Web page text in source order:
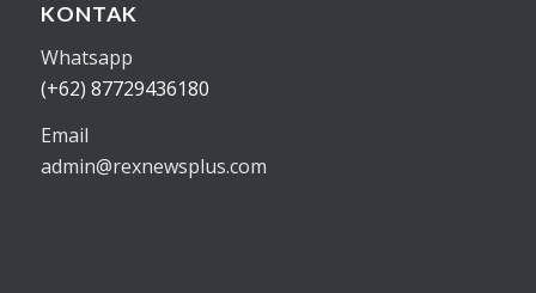
KONTAK
Whatsapp
(+62) 87729436180
Email
admin@rexnewsplus.com